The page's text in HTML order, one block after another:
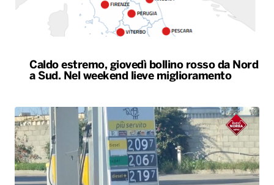
Caldo estremo, giovedì bollino rosso da Nord
a Sud. Nel weekend lieve miglioramento